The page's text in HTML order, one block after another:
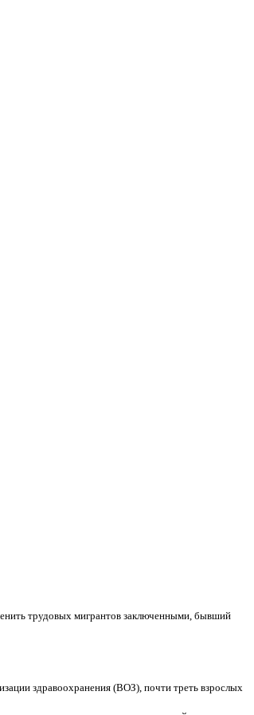
трудовых мигрантов заключенными, бывший
здравоохранения (ВОЗ), почти треть взрослых